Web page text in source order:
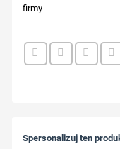
firmy
Spersonalizuj ten